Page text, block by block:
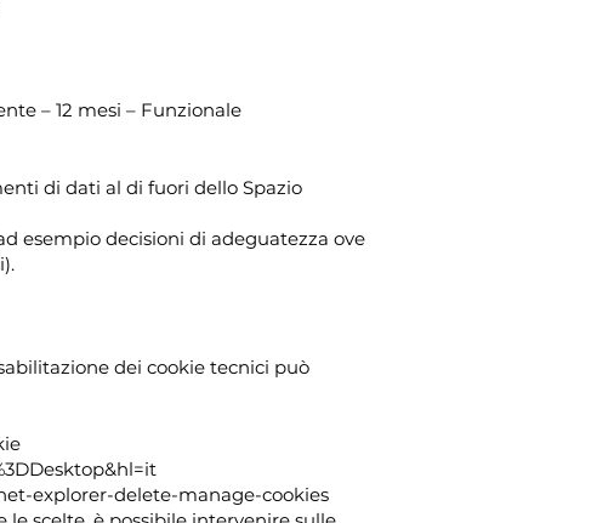
– 12 mesi – Funzionale
di dati al di fuori dello Spazio
esempio decisioni di adeguatezza ove
dei cookie tecnici può
explorer-delete-manage-cookies